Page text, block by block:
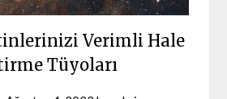
Verimli Hale
Tüyoları